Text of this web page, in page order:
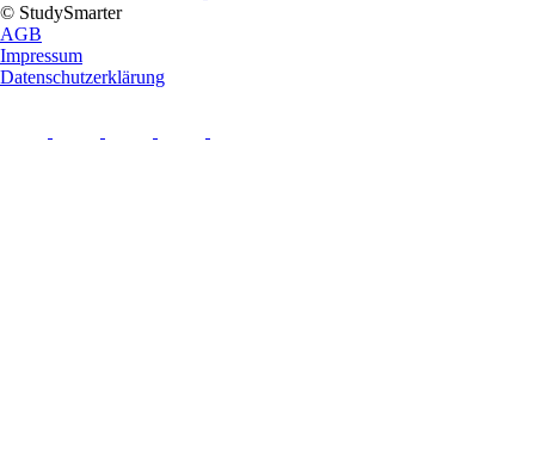
© StudySmarter
AGB
Impressum
Datenschutzerklärung